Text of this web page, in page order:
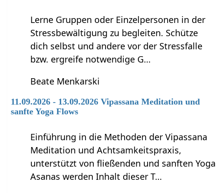
Lerne Gruppen oder Einzelpersonen in der
Stressbewältigung zu begleiten. Schütze
dich selbst und andere vor der Stressfalle
bzw. ergreife notwendige G…
Beate Menkarski
11.09.2026 - 13.09.2026 Vipassana Meditation und
sanfte Yoga Flows
Einführung in die Methoden der Vipassana
Meditation und Achtsamkeitspraxis,
unterstützt von fließenden und sanften Yoga
Asanas werden Inhalt dieser T…